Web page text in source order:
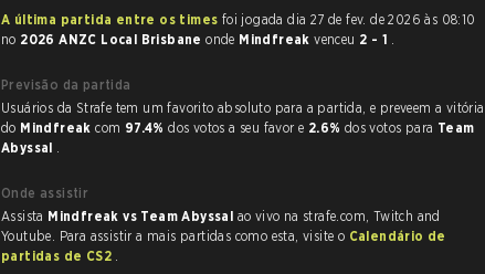
A última partida entre os times
no 2026 ANZC Local Brisbaneonde Mindfreakvenceu 2 - 1 .
Previsão da partida
Usuários da Strafe tem um favorito absoluto para a partida, e preveem a vitória
do Mindfreakcom 97.4%dos votos a seu favor e 2.6% dos votos para Team
Abyssal .
Onde assistir
Assista Mindfreak vs Team Abyssal ao vivo na strafe.com, Twitch and
Youtube. Para assistir a mais partidas como esta, visite o Calendário de
partidas de CS2 .